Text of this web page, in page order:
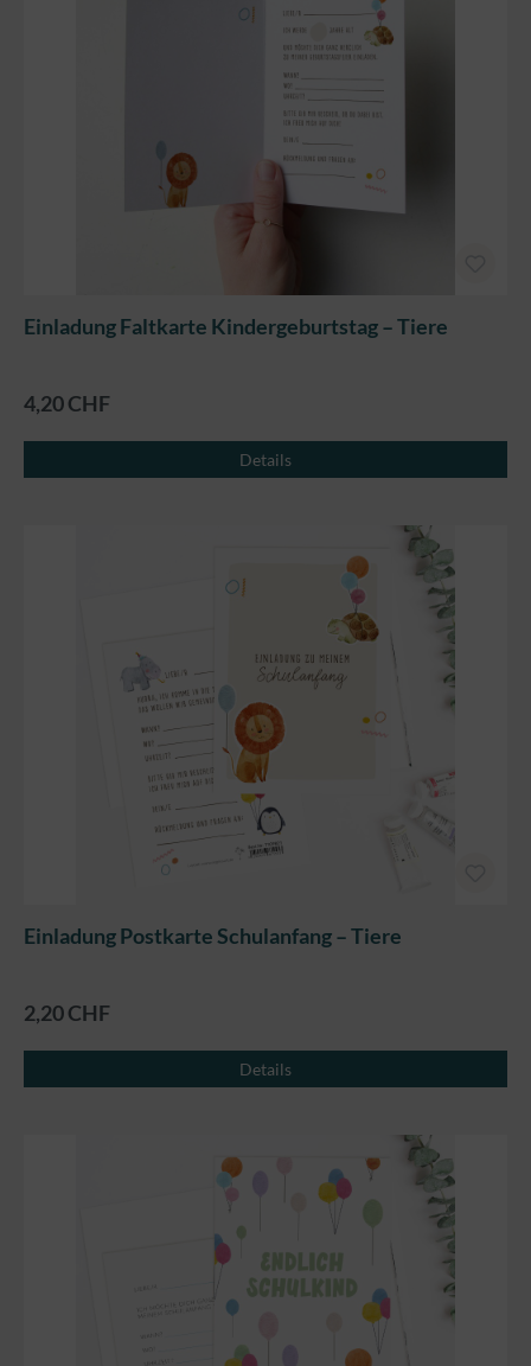
Einladung Faltkarte Kindergeburtstag – Tiere
4,20 CHF
Details
Einladung Postkarte Schulanfang – Tiere
2,20 CHF
Details